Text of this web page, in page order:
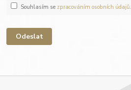
Souhlasím se zpracováním osobních údajů.